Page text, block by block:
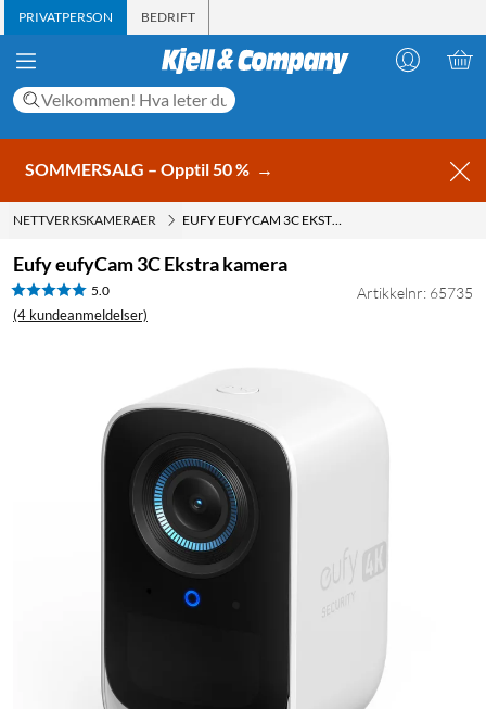
PRIVATPERSON BEDRIFT
SOMMERSALG – Opptil 50 % →
NETTVERKSKAMERAER EUFY EUFYCAM 3C EKSTRA KAMERA
Eufy eufyCam 3C Ekstra kamera
5.0
(4 kundeanmeldelser)
Artikkelnr: 65735